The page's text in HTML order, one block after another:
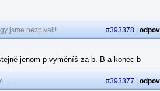
jsme nezpívali! #393378 |
jenom p vyměníš za b. B a konec b
#393377 |